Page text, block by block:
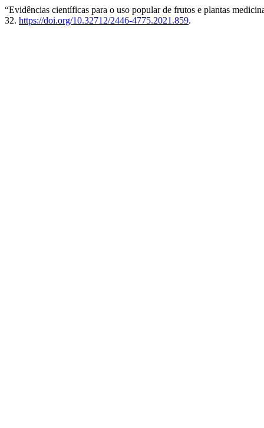
“Evidências científicas para o uso popular de frutos e plantas
32. https://doi.org/10.32712/2446-4775.2021.859.